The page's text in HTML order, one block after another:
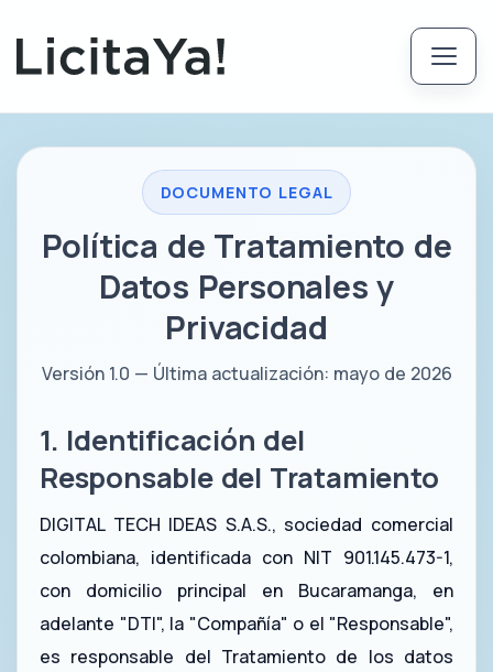
DOCUMENTO LEGAL
Política de Tratamiento de
Datos Personales y
Privacidad
Versión 1.0 — Última actualización: mayo de 2026
1. Identificación del
Responsable del Tratamiento
DIGITAL TECH IDEAS S.A.S., sociedad comercial
colombiana, identificada con NIT 901.145.473-1,
con domicilio principal en Bucaramanga, en
adelante "DTI", la "Compañía" o el "Responsable",
es responsable del Tratamiento de los datos